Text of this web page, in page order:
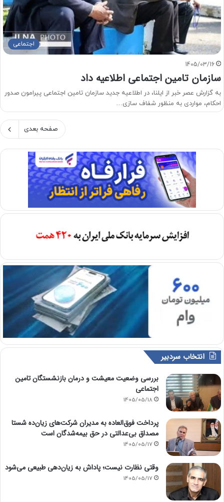
اجتماعی
1405/03/16
سازمان تامین اجتماعی اطلاعیه داد
به گزارش عصر خبر از ایلنا، در اطلاعیه جدید سازمان تامین اجتماعی پیرامون صدور
احکام، مواردی به منظور شفاف سازی…
صفحه بعدی
انتخاب سردبیر
بررسی وضعیت معیشت و درمان بازنشستگان تامین
اجتماعی
1405/05/18
پرداخت فوق‌العاده به مدیران شرکت‌های زیان‌ده شستا
مصداق بی‌عدالتی در حق بیمه‌شدگان است
1405/05/17
وقتی نظارت نیست؛ پاداش به زیان‌دهی طبیعی می‌شود
1405/05/17